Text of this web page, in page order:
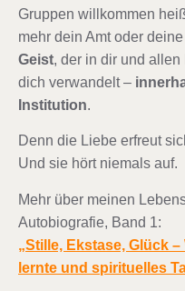
Gruppen willkommen
mehr dein Amt oder
Geist, der in dir und
dich verwandelt –
Institution.
Denn die Liebe erfreut
Und sie hört niemals auf.
Mehr über meinen
Autobiografie, Band 1:
„Stille, Ekstase, Glück
lernte und spirituelles